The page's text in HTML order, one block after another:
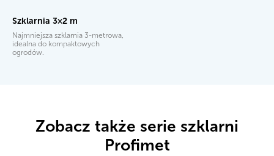
Szklarnia 3×2 m
Najmniejsza szklarnia 3-metrowa,
idealna do kompaktowych
ogrodów.
Zobacz także serie szklarni
Profimet